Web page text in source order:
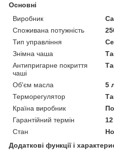
Основні
Виробник
Споживана потужність
Тип управління
Знімна чаша
Антипригарне покриття
чаші
Об'єм масла
5
Терморегулятор
Країна виробник
Гарантійний термін
Стан
Додаткові функції і